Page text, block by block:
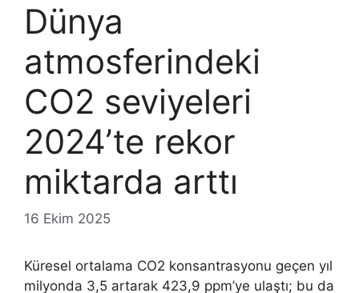
Dünya
atmosferindeki
CO2 seviyeleri
2024’te rekor
miktarda arttı
16 Ekim 2025
Küresel ortalama CO2 konsantrasyonu geçen yıl
milyonda 3,5 artarak 423,9 ppm’ye ulaştı; bu da